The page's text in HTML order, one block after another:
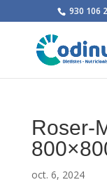
930 106
Roser-
oct. 6, 2024